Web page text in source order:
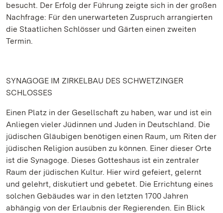
besucht. Der Erfolg der Führung zeigte sich in der großen
Nachfrage: Für den unerwarteten Zuspruch arrangierten
die Staatlichen Schlösser und Gärten einen zweiten
Termin.
SYNAGOGE IM ZIRKELBAU DES SCHWETZINGER
SCHLOSSES
Einen Platz in der Gesellschaft zu haben, war und ist ein
Anliegen vieler Jüdinnen und Juden in Deutschland. Die
jüdischen Gläubigen benötigen einen Raum, um Riten der
jüdischen Religion ausüben zu können. Einer dieser Orte
ist die Synagoge. Dieses Gotteshaus ist ein zentraler
Raum der jüdischen Kultur. Hier wird gefeiert, gelernt
und gelehrt, diskutiert und gebetet. Die Errichtung eines
solchen Gebäudes war in den letzten 1700 Jahren
abhängig von der Erlaubnis der Regierenden. Ein Blick